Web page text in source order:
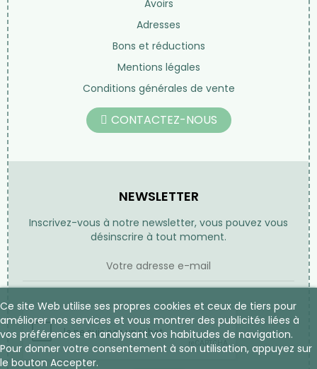
Ce site Web utilise ses propres cookies et ceux de tiers pour
améliorer nos services et vous montrer des publicités liées à
vos préférences en analysant vos habitudes de navigation.
Pour donner votre consentement à son utilisation, appuyez sur
le bouton Accepter.
Avoirs
Adresses
Bons et réductions
Mentions légales
Conditions générales de vente
CONTACTEZ-NOUS
NEWSLETTER
Inscrivez-vous à notre newsletter, vous pouvez vous
désinscrire à tout moment.